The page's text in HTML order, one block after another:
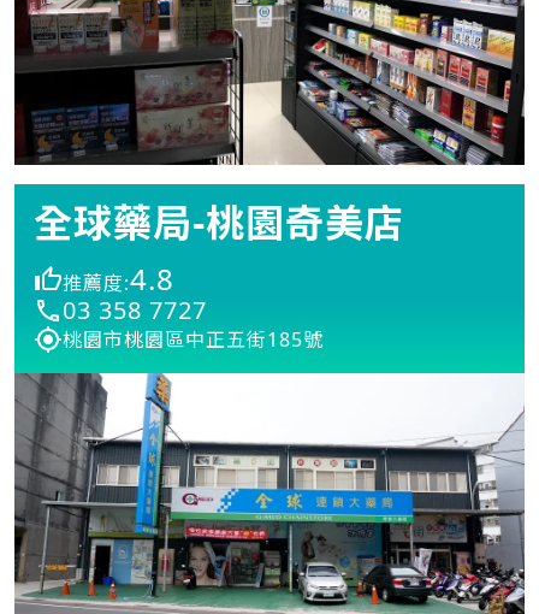
全球藥局-桃園奇美店
推薦度:4.8
03 358 7727
桃園市桃園區中正五街185號